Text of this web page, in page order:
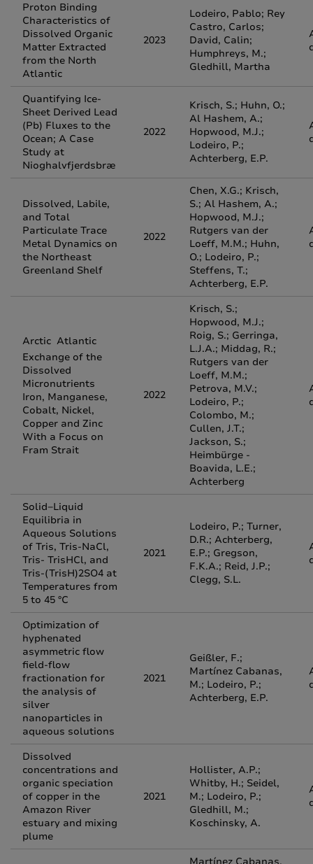
Proton Binding
Characteristics of
Dissolved Organic
Matter Extracted
from the North
Atlantic
2023
Lodeiro, Pablo; Rey
Castro, Carlos;
David, Calin;
Humphreys, M.;
Gledhill, Martha
Quantifying Ice-
Sheet Derived Lead
(Pb) Fluxes to the
Ocean; A Case
Study at
Nioghalvfjerdsbræ
2022
Krisch, S.; Huhn, O.;
Al Hashem, A.;
Hopwood, M.J.;
Lodeiro, P.;
Achterberg, E.P.
Dissolved, Labile,
and Total
Particulate Trace
Metal Dynamics on
the Northeast
Greenland Shelf
2022
Chen, X.G.; Krisch,
S.; Al Hashem, A.;
Hopwood, M.J.;
Rutgers van der
Loeff, M.M.; Huhn,
O.; Lodeiro, P.;
Steffens, T.;
Achterberg, E.P.
Arctic  Atlantic
Exchange of the
Dissolved
Micronutrients
Iron, Manganese,
Cobalt, Nickel,
Copper and Zinc
With a Focus on
Fram Strait
2022
Krisch, S.;
Hopwood, M.J.;
Roig, S.; Gerringa,
L.J.A.; Middag, R.;
Rutgers van der
Loeff, M.M.;
Petrova, M.V.;
Lodeiro, P.;
Colombo, M.;
Cullen, J.T.;
Jackson, S.;
Heimbürge -
Boavida, L.E.;
Achterberg
Solid−Liquid
Equilibria in
Aqueous Solutions
of Tris, Tris-NaCl,
Tris- TrisHCl, and
Tris-(TrisH)2SO4 at
Temperatures from
5 to 45 °C
2021
Lodeiro, P.; Turner,
D.R.; Achterberg,
E.P.; Gregson,
F.K.A.; Reid, J.P.;
Clegg, S.L.
Optimization of
hyphenated
asymmetric flow
field-flow
fractionation for
the analysis of
silver
nanoparticles in
aqueous solutions
2021
Geißler, F.;
Martínez Cabanas,
M.; Lodeiro, P.;
Achterberg, E.P.
Dissolved
concentrations and
organic speciation
of copper in the
Amazon River
estuary and mixing
plume
2021
Hollister, A.P.;
Whitby, H.; Seidel,
M.; Lodeiro, P.;
Gledhill, M.;
Koschinsky, A.